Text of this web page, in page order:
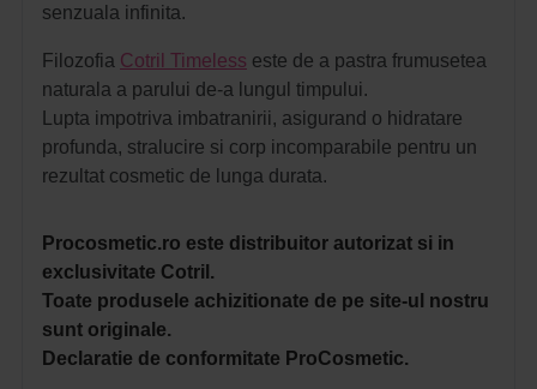
senzuala infinita.
Filozofia Cotril Timeless este de a pastra frumusetea
naturala a parului de-a lungul timpului.
Lupta impotriva imbatranirii, asigurand o hidratare
profunda, stralucire si corp incomparabile pentru un
rezultat cosmetic de lunga durata.
Procosmetic.ro este distribuitor autorizat si in
exclusivitate Cotril.
Toate produsele achizitionate de pe site-ul nostru
sunt originale.
Declaratie de conformitate ProCosmetic.